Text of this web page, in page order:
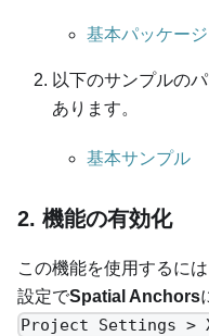
基本パッケージ
以下のサンプルの
あります。
基本サンプル
2. 機能の有効化
この機能を使用するに
設定でSpatial Anchors
Project Settings >